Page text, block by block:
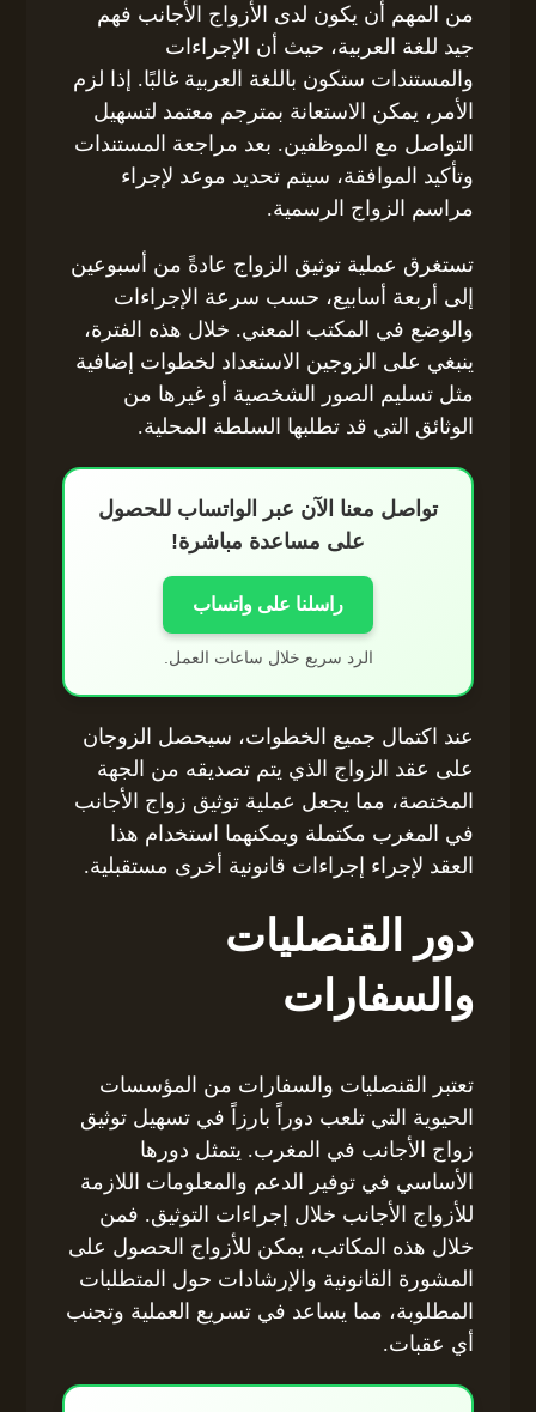
من المهم أن يكون لدى الأزواج الأجانب فهم
جيد للغة العربية، حيث أن الإجراءات
والمستندات ستكون باللغة العربية غالبًا. إذا لزم
الأمر، يمكن الاستعانة بمترجم معتمد لتسهيل
التواصل مع الموظفين. بعد مراجعة المستندات
وتأكيد الموافقة، سيتم تحديد موعد لإجراء
مراسم الزواج الرسمية.
تستغرق عملية توثيق الزواج عادةً من أسبوعين
إلى أربعة أسابيع، حسب سرعة الإجراءات
والوضع في المكتب المعني. خلال هذه الفترة،
ينبغي على الزوجين الاستعداد لخطوات إضافية
مثل تسليم الصور الشخصية أو غيرها من
الوثائق التي قد تطلبها السلطة المحلية.
تواصل معنا الآن عبر الواتساب للحصول
على مساعدة مباشرة!
راسلنا على واتساب
الرد سريع خلال ساعات العمل.
عند اكتمال جميع الخطوات، سيحصل الزوجان
على عقد الزواج الذي يتم تصديقه من الجهة
المختصة، مما يجعل عملية توثيق زواج الأجانب
في المغرب مكتملة ويمكنهما استخدام هذا
العقد لإجراء إجراءات قانونية أخرى مستقبلية.
دور القنصليات
والسفارات
تعتبر القنصليات والسفارات من المؤسسات
الحيوية التي تلعب دوراً بارزاً في تسهيل توثيق
زواج الأجانب في المغرب. يتمثل دورها
الأساسي في توفير الدعم والمعلومات اللازمة
للأزواج الأجانب خلال إجراءات التوثيق. فمن
خلال هذه المكاتب، يمكن للأزواج الحصول على
المشورة القانونية والإرشادات حول المتطلبات
المطلوبة، مما يساعد في تسريع العملية وتجنب
أي عقبات.